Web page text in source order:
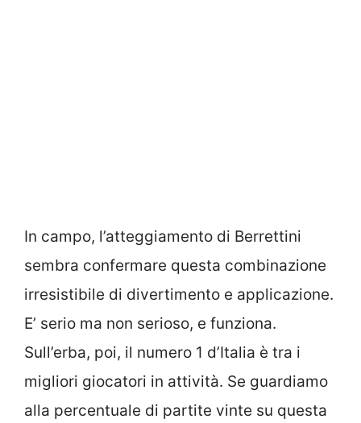
In campo, l’atteggiamento di Berrettini
sembra confermare questa combinazione
irresistibile di divertimento e applicazione.
E’ serio ma non serioso, e funziona.
Sull’erba, poi, il numero 1 d’Italia è tra i
migliori giocatori in attività. Se guardiamo
alla percentuale di partite vinte su questa